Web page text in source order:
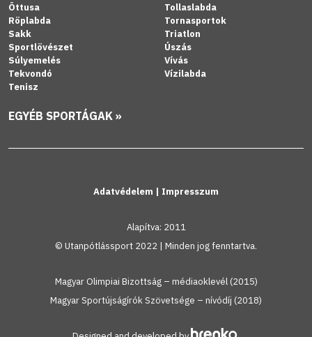
Öttusa
Röplabda
Sakk
Sportlövészet
Súlyemelés
Tekvondó
Tenisz
Tollaslabda
Tornasportok
Triatlon
Úszás
Vívás
Vízilabda
EGYÉB SPORTÁGAK »
Adatvédelem | Impresszum
Alapítva: 2011
© Utanpótlássport 2022 | Minden jog fenntartva.
Magyar Olimpiai Bizottság – médiaoklevél (2015)
Magyar Sportújságírók Szövetsége – nívódíj (2018)